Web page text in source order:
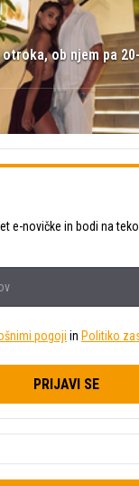
ob njem pa
e-novičke in bodi na
pogoji in Politiko
PRIJAVI SE